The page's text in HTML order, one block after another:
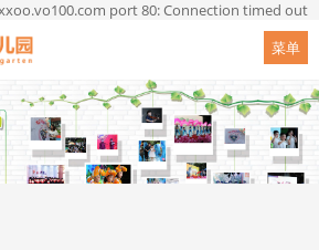
port 80: Connection timed out
菜单